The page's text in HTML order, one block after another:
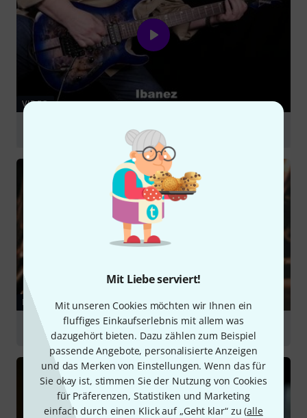
Mit Liebe serviert!
Mit unseren Cookies möchten wir Ihnen ein
fluffiges Einkaufserlebnis mit allem was
dazugehört bieten. Dazu zählen zum Beispiel
passende Angebote, personalisierte Anzeigen
und das Merken von Einstellungen. Wenn das für
Sie okay ist, stimmen Sie der Nutzung von Cookies
für Präferenzen, Statistiken und Marketing
einfach durch einen Klick auf „Geht klar“ zu (alle
VIDEO
Ibanez S1070PBZ-CLB Premium
RATGEBER
Gitarrensetups